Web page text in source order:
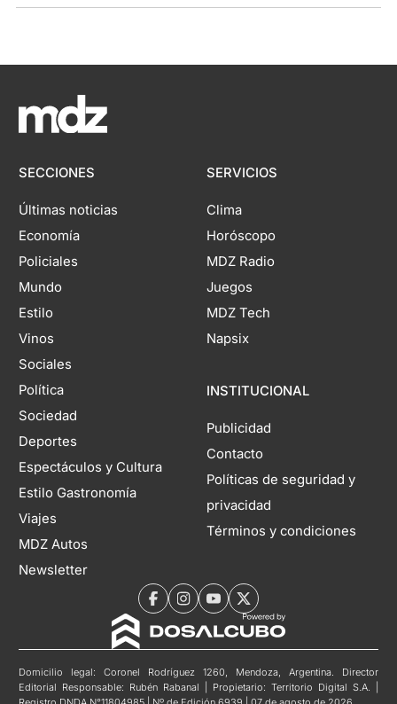
SECCIONES
Últimas noticias
Economía
Policiales
Mundo
Estilo
Vinos
Sociales
Política
Sociedad
Deportes
Espectáculos y Cultura
Estilo Gastronomía
Viajes
MDZ Autos
Newsletter
SERVICIOS
Clima
Horóscopo
MDZ Radio
Juegos
MDZ Tech
Napsix
INSTITUCIONAL
Publicidad
Contacto
Políticas de seguridad y
privacidad
Términos y condiciones
Domicilio legal: Coronel Rodríguez 1260, Mendoza, Argentina. Director
Editorial Responsable: Rubén Rabanal | Propietario: Territorio Digital S.A. |